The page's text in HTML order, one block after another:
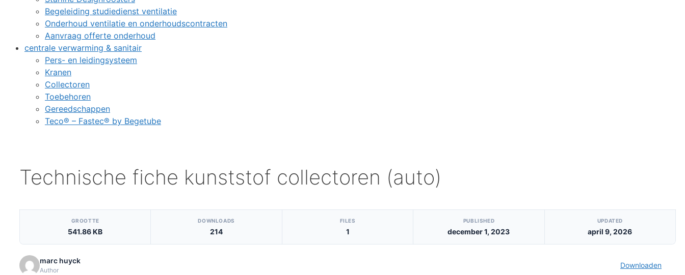
Begeleiding studiedienst ventilatie
Onderhoud ventilatie en onderhoudscontracten
Aanvraag offerte onderhoud
centrale verwarming & sanitair
Pers- en leidingsysteem
Kranen
Collectoren
Toebehoren
Gereedschappen
Teco® – Fastec® by Begetube
Technische fiche kunststof collectoren (auto)
[video_player_1200x800]
GROOTTE
541.86 KB
DOWNLOADS
214
FILES
1
PUBLISHED
december 1, 2023
UPDATED
april 9, 2026
marc huyck
Author
Downloaden